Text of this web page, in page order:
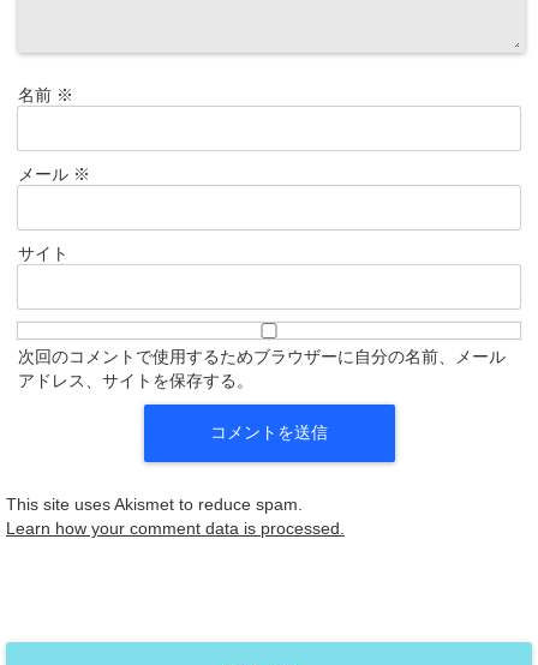
名前 ※
メール ※
サイト
次回のコメントで使用するためブラウザーに自分の名前、メール
アドレス、サイトを保存する。
This site uses Akismet to reduce spam.
Learn how your comment data is processed.